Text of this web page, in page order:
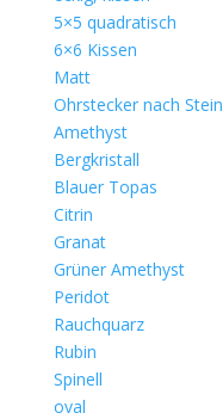
5×5 quadratisch
6×6 Kissen
Matt
Ohrstecker nach Stein
Amethyst
Bergkristall
Blauer Topas
Citrin
Granat
Grüner Amethyst
Peridot
Rauchquarz
Rubin
Spinell
oval